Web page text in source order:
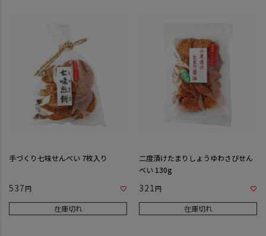
手づくり七味せんべい 7枚入り
537
在庫切れ
二度漬けたまりしょうゆわさびせん
べい 130g
321
在庫切れ